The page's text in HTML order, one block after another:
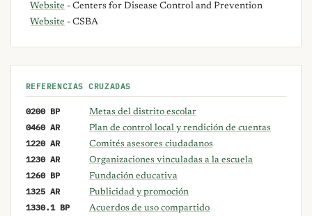
Website - Centers for Disease Control and Prevention
Website - CSBA
REFERENCIAS CRUZADAS
0200 BP Metas del distrito escolar
0460 AR Plan de control local y rendición de cuentas
1220 AR Comités asesores ciudadanos
1230 AR Organizaciones vinculadas a la escuela
1260 BP Fundación educativa
1325 AR Publicidad y promoción
1330.1 BP Acuerdos de uso compartido